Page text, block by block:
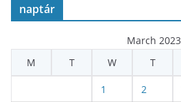
naptár
March 2023
M
T W T
1 2